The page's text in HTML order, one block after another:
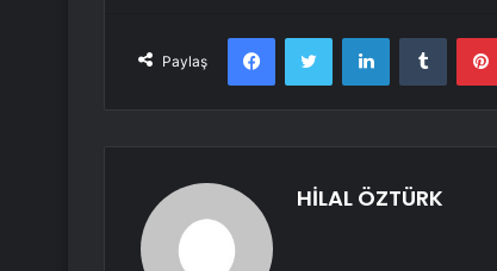
Paylaş
FacebookTwitter LinkedInTumblr
HİLAL ÖZTÜRK